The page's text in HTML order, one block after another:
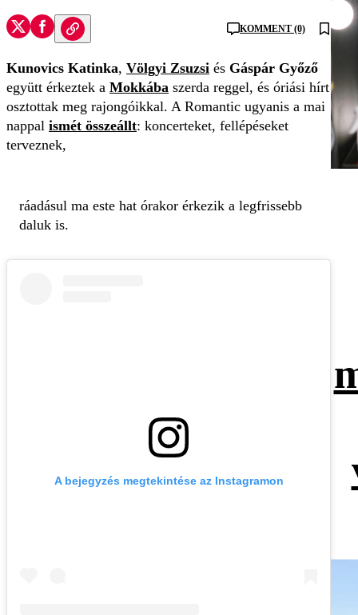
KOMMENT (0)
Kunovics Katinka, Völgyi Zsuzsi és Gáspár Győző
együtt érkeztek a Mokkába szerda reggel, és óriási hírt
osztottak meg rajongóikkal. A Romantic ugyanis a mai
nappal ismét összeállt: koncerteket, fellépéseket
terveznek,
ráadásul ma este hat órakor érkezik a legfrissebb
daluk is.
A bejegyzés megtekintése az Instagramon